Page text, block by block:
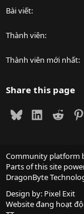
Bài viết
Thành viên
Thành viên mới nhất
Share this page
BlueskyLinkedIn
Reddit
Community platform
Parts of this site
DragonByte
Design by: Pixel Exit
Website đang hoạt